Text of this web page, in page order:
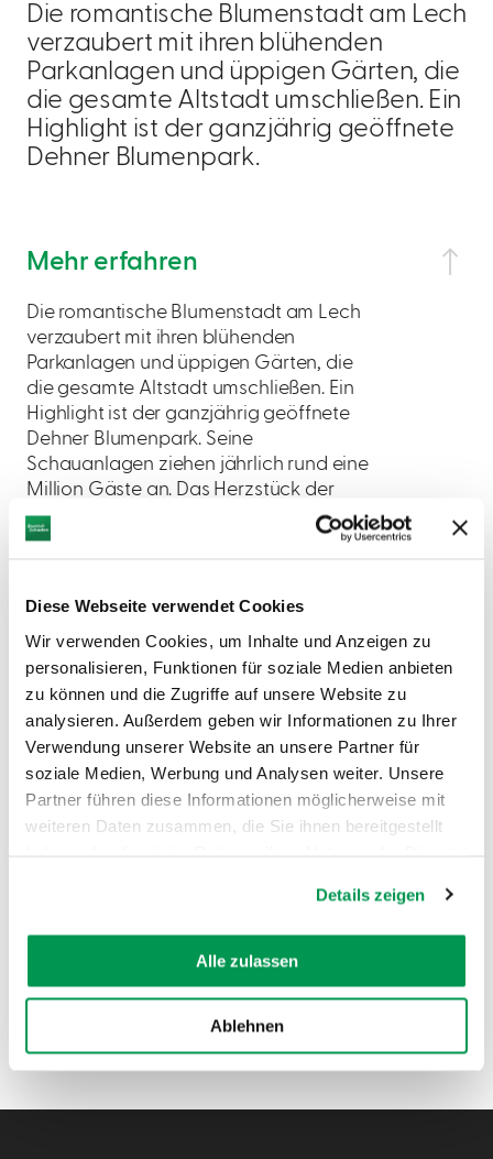
Diese Webseite verwendet Cookies
Wir verwenden Cookies, um Inhalte und Anzeigen zu
personalisieren, Funktionen für soziale Medien anbieten
zu können und die Zugriffe auf unsere Website zu
analysieren. Außerdem geben wir Informationen zu Ihrer
Verwendung unserer Website an unsere Partner für
soziale Medien, Werbung und Analysen weiter. Unsere
Partner führen diese Informationen möglicherweise mit
weiteren Daten zusammen, die Sie ihnen bereitgestellt
Details zeigen
Alle zulassen
Ablehnen
Die romantische Blumenstadt am Lech
verzaubert mit ihren blühenden
Parkanlagen und üppigen Gärten, die
die gesamte Altstadt umschließen. Ein
Highlight ist der ganzjährig geöffnete
Dehner Blumenpark.
Mehr erfahren
Die romantische Blumenstadt am Lech
verzaubert mit ihren blühenden
Parkanlagen und üppigen Gärten, die
die gesamte Altstadt umschließen. Ein
Highlight ist der ganzjährig geöffnete
Dehner Blumenpark. Seine
Schauanlagen ziehen jährlich rund eine
Million Gäste an. Das Herzstück der
Altstadt: ein denkmalgeschütztes
Bürgerhaus-Ensemble aus dem 17. und
AUF DER KARTE ANZEIGEN